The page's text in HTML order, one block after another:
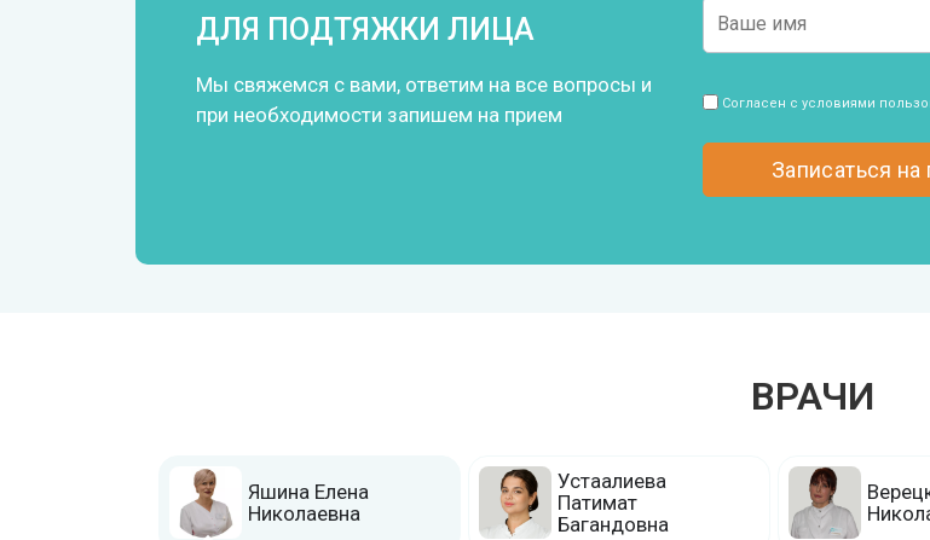
ДЛЯ ПОДТЯЖКИ ЛИЦА
Мы свяжемся с вами, ответим на все вопросы и
при необходимости запишем на прием
Согласен с условиями
ВРАЧИ